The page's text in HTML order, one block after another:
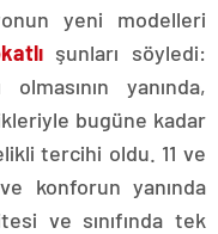
yeni modelleri
şunları söyledi:
yanında,
bugüne kadar
tercihi oldu. 11 ve
konforun yanında
ve sınıfında tek